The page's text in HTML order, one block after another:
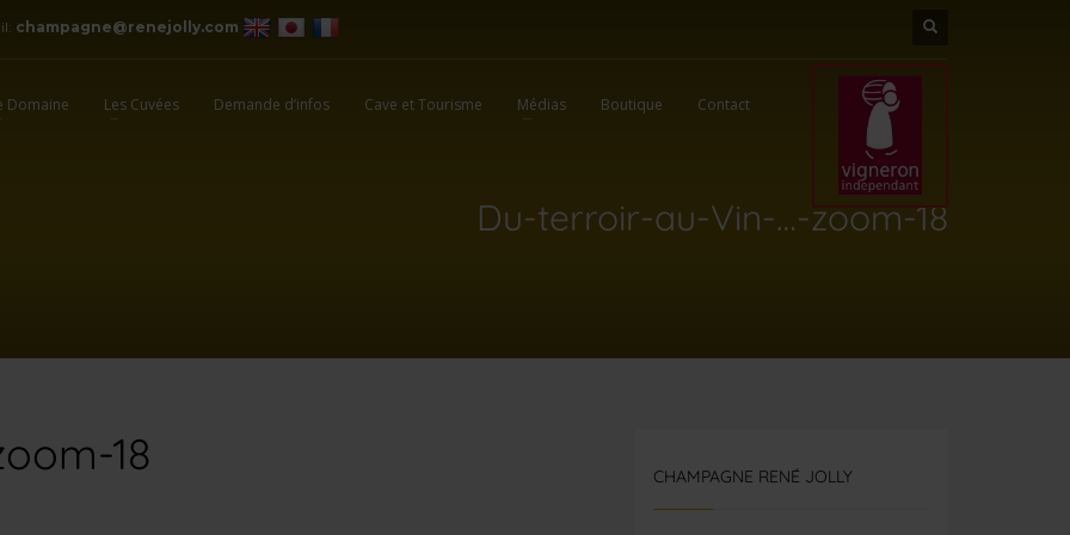
champagne@renejolly.com
Domaine Les Cuvées Demande d’infos Cave et Tourisme Médias Boutique Contact
Du-terroir-au-Vin-…-zoom-18
18 CHAMPAGNE RENÉ JOLLY